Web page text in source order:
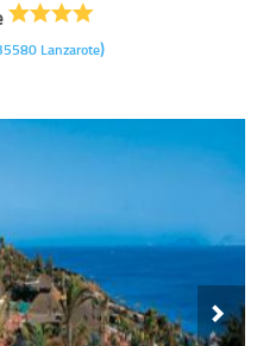
Lanzarote)